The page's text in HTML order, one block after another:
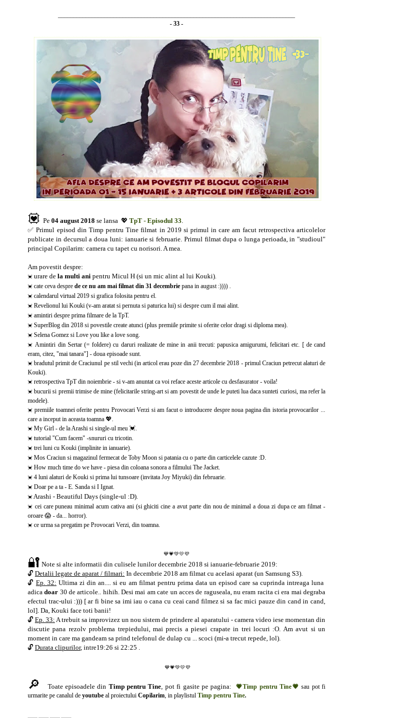
- 33 -
💟 Pe 04 august 2018 se lansa 💖 TpT - Episodul 33.
✅ Primul episod din Timp pentru Tine filmat in 2019 si primul in care am facut retrospectiva articolelor
publicate in decursul a doua luni: ianuarie si februarie. Primul filmat dupa o lunga perioada, in "studioul"
principal Copilarim: camera cu tapet cu norisori. A mea.
Am povestit despre:
💓 urare de la multi ani pentru Micul H (si un mic alint al lui Kouki).
💓 cate ceva despre de ce nu am mai filmat din 31 decembrie pana in august :)))) .
💓 calendarul virtual 2019 si grafica folosita pentru el.
💓 Revelionul lui Kouki (v-am aratat si pernuta si paturica lui) si despre cum il mai alint.
💓 amintiri despre prima filmare de la TpT.
💓 SuperBlog din 2018 si povestile create atunci (plus premiile primite si oferite celor dragi si diploma mea).
💓 Selena Gomez si Love you like a love song.
💓 Amintiri din Sertar (= foldere) cu daruri realizate de mine in anii trecuti: papusica amigurumi, felicitari etc. [ de cand
eram, citez, "mai tanara"] - doua episoade sunt.
💓 bradutul primit de Craciunul pe stil vechi (in articol erau poze din 27 decembrie 2018 - primul Craciun petrecut alaturi de
Kouki).
💓 retrospectiva TpT din noiembrie - si v-am anuntat ca voi reface aceste articole cu desfasurator - voila!
💓 bucurii si premii trimise de mine (felicitarile string-art si am povestit de unde le puteti lua daca sunteti curiosi, ma refer la
modele).
💓 premiile toamnei oferite pentru Provocari Verzi si am facut o introducere despre noua pagina din istoria provocarilor ...
care a inceput in aceasta toamna 💖.
💓 My Girl - de la Arashi si single-ul meu 💓.
💓 tutorial "Cum facem" -snururi cu tricotin.
💓 trei luni cu Kouki (implinite in ianuarie).
💓 Mos Craciun si magazinul fermecat de Toby Moon si patania cu o parte din carticelele cazute :D.
💓 How much time do we have - piesa din coloana sonora a filmului The Jacket.
💓 4 luni alaturi de Kouki si prima lui tunsoare (invitata Joy Miyuki) din februarie.
💓 Doar pe a ta - E. Sanda si I Ignat.
💓 Arashi - Beautiful Days (single-ul :D).
💓 cei care puneau minimal acum cativa ani (si ghiciti cine a avut parte din nou de minimal a doua zi dupa ce am filmat -
oroare 😱 - da... horror).
💓 ce urma sa pregatim pe Provocari Verzi, din toamna.
💙💗💚💛💜
🔐 Note si alte informatii din culisele lunilor decembrie 2018 si ianuarie-februarie 2019:
🔓 Detalii legate de aparat / filmari: In decembrie 2018 am filmat cu acelasi aparat (un Samsung S3).
🔓Ep. 32: Ultima zi din an.... si eu am filmat pentru prima data un episod care sa cuprinda intreaga luna
adicadoar 30 de articole.. hihih. Desi mai am cate un acces de raguseala, nu eram racita ci era mai degraba
efectul trac-ului :))) [ ar fi bine sa imi iau o cana cu ceai cand filmez si sa fac mici pauze din cand in cand,
lol]. Da, Kouki face toti banii!
🔓 Ep. 33: A trebuit sa improvizez un nou sistem de prindere al aparatului - camera video iese momentan din
discutie pana rezolv problema trepiedului, mai precis a piesei crapate in trei locuri :O. Am avut si un
moment in care ma gandeam sa prind telefonul de dulap cu ... scoci (mi-a trecut repede, lol).
🔓 Durata clipurilor, intre19:26 si 22:25 .
💙💗💚💛💜
🔎 Toate episoadele din Timp pentru Tine, pot fi gasite pe pagina: 💗Timp pentru Tine💗 sau pot fi
urmarite pe canalul de youtube al proiectului Copilarim, in playlistul Timp pentru Tine.